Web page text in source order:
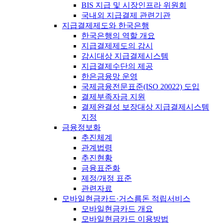
BIS 지급 및 시장인프라 위원회
국내외 지급결제 관련기관
지급결제제도와 한국은행
한국은행의 역할 개요
지급결제제도의 감시
감시대상 지급결제시스템
지급결제수단의 제공
한은금융망 운영
국제금융전문표준(ISO 20022) 도입
결제부족자금 지원
결제완결성 보장대상 지급결제시스템
지정
금융정보화
추진체계
관계법령
추진현황
금융표준화
제정/개정 표준
관련자료
모바일현금카드·거스름돈 적립서비스
모바일현금카드 개요
모바일현금카드 이용방법